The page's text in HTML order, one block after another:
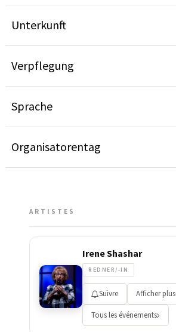
Unterkunft
Verpflegung
Sprache
Organisatorentag
ARTISTES
Irene Shashar
REDNER/-IN
Suivre Afficher plus
Tous les événements